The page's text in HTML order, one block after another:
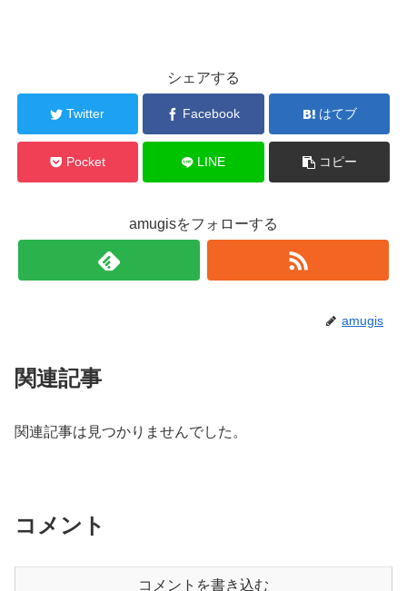
シェアする
Twitter Facebook はてブ
Pocket LINE コピー
amugisをフォローする
amugis
関連記事
関連記事は見つかりませんでした。
コメント
コメントを書き込む